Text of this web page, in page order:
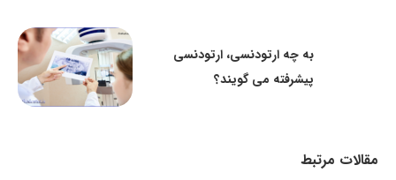
به چه ارتودنسی، ارتودنسی
پیشرفته می گویند؟
مقالات مرتبط